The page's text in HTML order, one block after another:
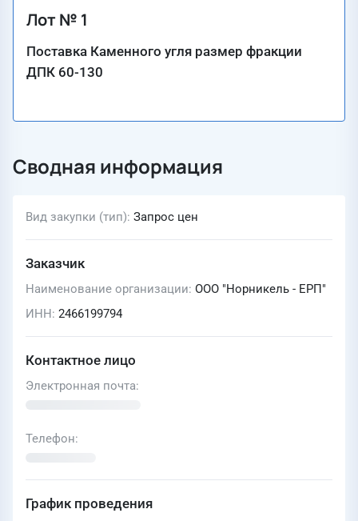
Лот № 1
Поставка Каменного угля размер фракции
ДПК 60-130
Сводная информация
Вид закупки (тип) Запрос цен
Заказчик
Наименование организации ООО "Норникель - ЕРП"
ИНН 2466199794
Контактное лицо
Электронная почта
Телефон
График проведения